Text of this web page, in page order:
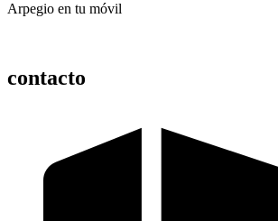
Arpegio en tu móvil
contacto